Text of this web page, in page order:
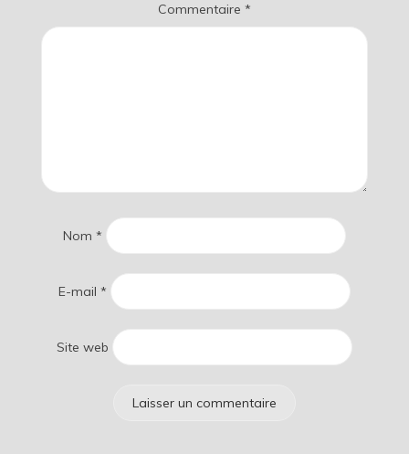
Commentaire *
Nom *
E-mail *
Site web